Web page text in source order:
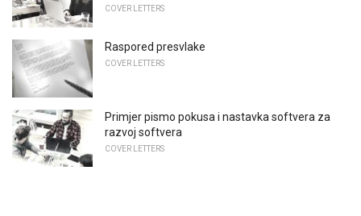
COVER LETTERS
Raspored presvlake
COVER LETTERS
Primjer pismo pokusa i nastavka softvera za
razvoj softvera
COVER LETTERS